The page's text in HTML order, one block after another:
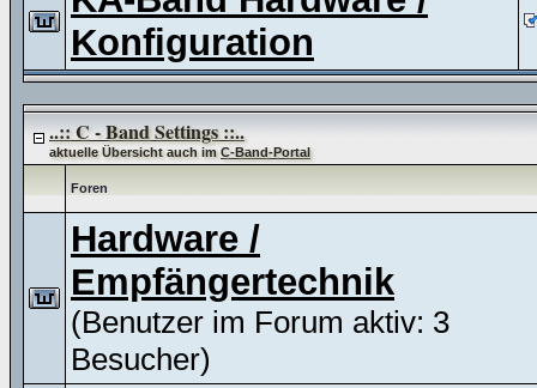
Konfiguration
..:: C - Band Settings ::..
aktuelle Übersicht auch imC-Band-Portal
Foren
Hardware /
Empfängertechnik
(Benutzer im Forum aktiv: 3
Besucher)